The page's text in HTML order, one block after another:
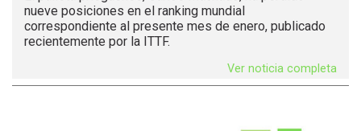
nueve posiciones en el ranking mundial
correspondiente al presente mes de enero, publicado
recientemente por la ITTF.
Ver noticia completa